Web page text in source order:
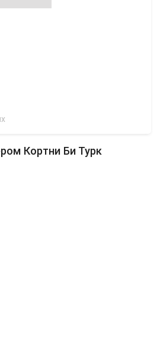
Кортни Би Турк